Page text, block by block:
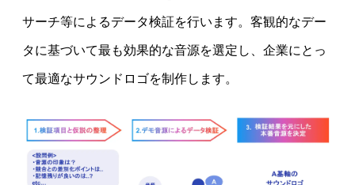
サーチ等によるデータ検証を行います。客観的なデー
タに基づいて最も効果的な音源を選定し、企業にとっ
て最適なサウンドロゴを制作します。